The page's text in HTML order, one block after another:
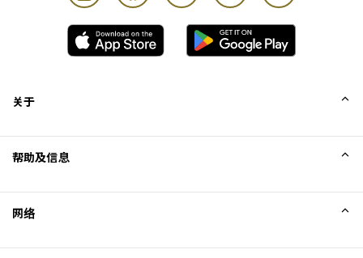
关于
Excellence Awards
帮助及信息
网络